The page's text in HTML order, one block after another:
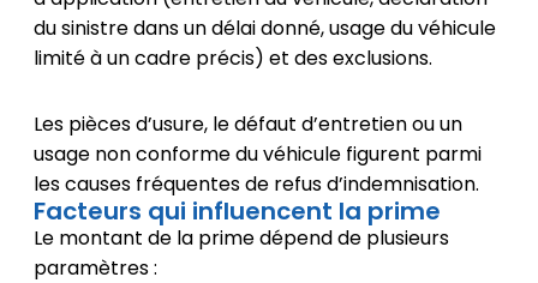
du sinistre dans un délai donné, usage du véhicule
limité à un cadre précis) et des exclusions.
Les pièces d’usure, le défaut d’entretien ou un
usage non conforme du véhicule figurent parmi
les causes fréquentes de refus d’indemnisation.
Facteurs qui influencent la prime
Le montant de la prime dépend de plusieurs
paramètres :